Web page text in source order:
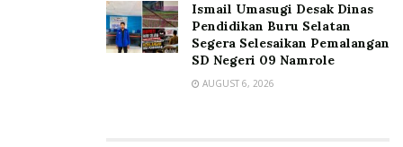
Ismail Umasugi Desak Dinas
Pendidikan Buru Selatan
Segera Selesaikan Pemalangan
SD Negeri 09 Namrole
AUGUST 6, 2026